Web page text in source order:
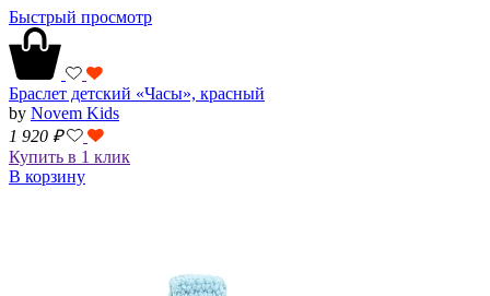
Быстрый просмотр
Браслет детский «Часы», красный
by Novem Kids
1 920 ₽
Купить в 1 клик
В корзину